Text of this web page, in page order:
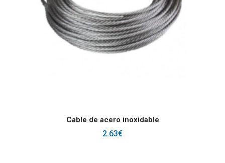
AÑADIR AL CARRITO
Cable de acero inoxidable
2.63€